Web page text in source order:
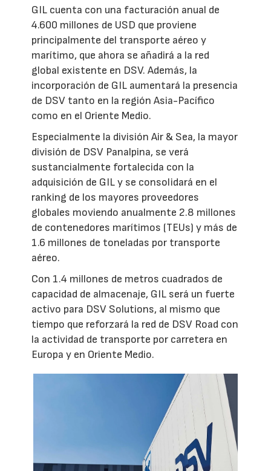
GIL cuenta con una facturación anual de
4.600 millones de USD que proviene
principalmente del transporte aéreo y
marítimo, que ahora se añadirá a la red
global existente en DSV. Además, la
incorporación de GIL aumentará la presencia
de DSV tanto en la región Asia-Pacífico
como en el Oriente Medio.
Especialmente la división Air & Sea, la mayor
división de DSV Panalpina, se verá
sustancialmente fortalecida con la
adquisición de GIL y se consolidará en el
ranking de los mayores proveedores
globales moviendo anualmente 2.8 millones
de contenedores marítimos (TEUs) y más de
1.6 millones de toneladas por transporte
aéreo.
Con 1.4 millones de metros cuadrados de
capacidad de almacenaje, GIL será un fuerte
activo para DSV Solutions, al mismo que
tiempo que reforzará la red de DSV Road con
la actividad de transporte por carretera en
Europa y en Oriente Medio.